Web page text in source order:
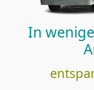
In